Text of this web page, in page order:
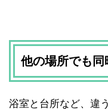
他の場所でも
浴室と台所など、違